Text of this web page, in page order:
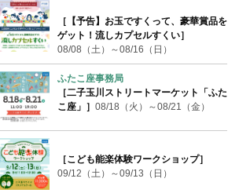
［【予告】お玉ですくって、豪華賞品を
ゲット！流しカプセルすくい］
08/08（土）～08/16（日）
ふたこ座事務局
［二子玉川ストリートマーケット「ふた
こ座」］ 08/18（火）～08/21（金）
［こども能楽体験ワークショップ］
09/12（土）～09/13（日）